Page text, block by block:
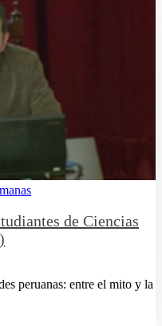
de Ciencias
peruanas: entre el mito y la